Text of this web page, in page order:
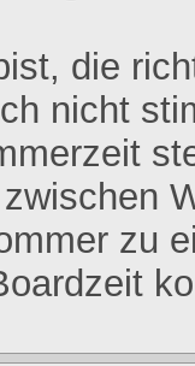
die
nicht
zu